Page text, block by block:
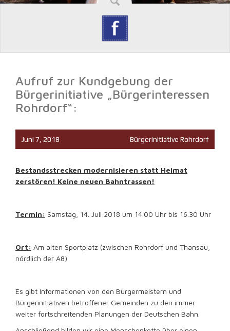
Aufruf zur Kundgebung der
Bürgerinitiative „Bürgerinteressen
Rohrdorf“:
Juni 7, 2018 Bürgerinitiative Rohrdorf
Bestandsstrecken modernisieren statt Heimat
zerstören! Keine neuen Bahntrassen!
Termin: Samstag, 14. Juli 2018 um 14.00 Uhr bis 16.30 Uhr
Ort: Am alten Sportplatz (zwischen Rohrdorf und Thansau,
nördlich der A8)
Es gibt Informationen von den Bürgermeistern und
Bürgerinitiativen betroffener Gemeinden zu den immer
weiter fortschreitenden Planungen der Deutschen Bahn.